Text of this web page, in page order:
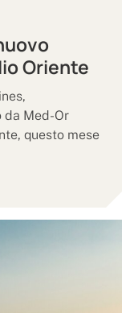
Oriente
da Med-Or
questo mese